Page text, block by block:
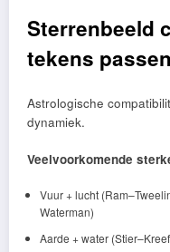
Sterrenbeeld
tekens
Astrologische
dynamiek.
Veelvoorkomende
Vuur + lucht
Waterman)
Aarde + water